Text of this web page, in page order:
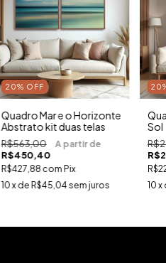
20% OFF
Quadro Mar e o Horizonte
Abstrato kit duas telas
R$563,00
R$450,40
R$427,88 com Pix
10x de R$45,04 sem juros
20
Sol
10 x